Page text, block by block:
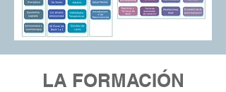
LA FORMACIÓN